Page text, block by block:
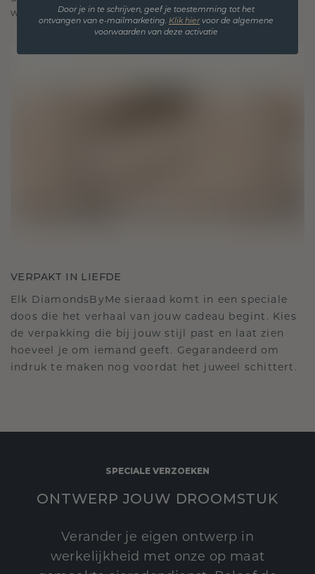
worden gedragen en gekoesterd.
VERPAKT IN LIEFDE
Elk DiamondsByMe sieraad komt in een speciale
doos die het verhaal van jouw cadeau begint. Kies
de verpakking die bij jouw stijl past en laat zien
hoeveel je om iemand geeft. Gegarandeerd om
indruk te maken nog voordat het juweel schittert.
SPECIALE VERZOEKEN
ONTWERP JOUW DROOMSTUK
Verander je eigen ontwerp in
werkelijkheid met onze op maat
Door je in te schrijven, geef je toestemming tot het
ontvangen van e-mailmarketing. Klik hiervoor de algemene
voorwaarden van deze activatie